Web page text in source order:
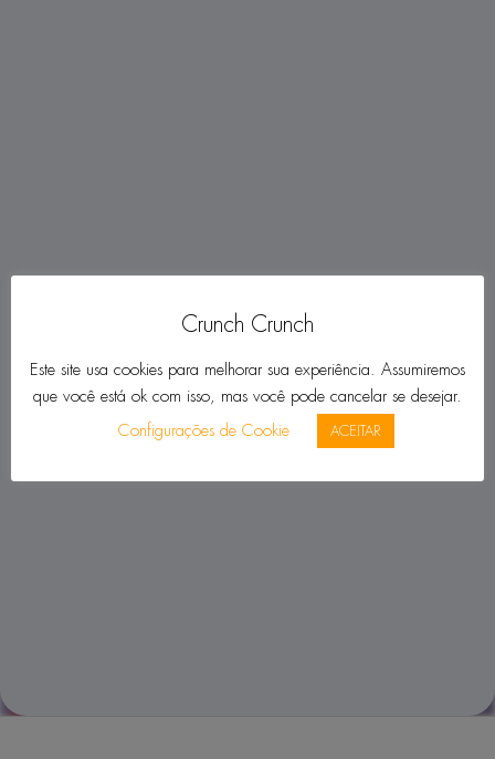
Crunch Crunch
Este site usa cookies para melhorar sua experiência. Assumiremos
que você está ok com isso, mas você pode cancelar se desejar.
Configurações de Cookie
ACEITAR